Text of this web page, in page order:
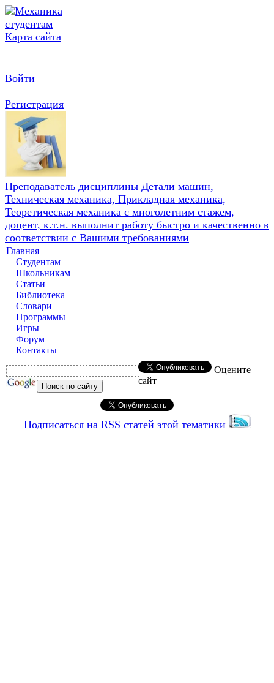
Карта сайта
Войти
Регистрация
Преподаватель дисциплины Детали машин,
Техническая механика, Прикладная механика,
Теоретическая механика с многолетним стажем,
доцент, к.т.н. выполнит работу быстро и качественно в
соответствии с Вашими требованиями
Главная
Студентам
Школьникам
Статьи
Библиотека
Словари
Программы
Игры
Форум
Контакты
Оцените
сайт
Подписаться на RSS статей этой тематики